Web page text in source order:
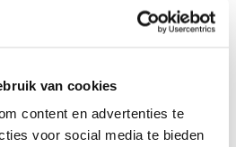
van cookies
content en advertenties te
voor social media te bieden